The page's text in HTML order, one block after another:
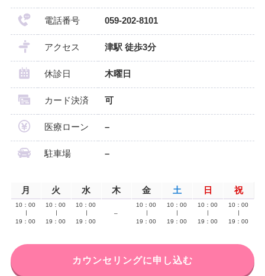
電話番号 059-202-8101
アクセス 津駅 徒歩3分
休診日 木曜日
カード決済 可
医療ローン –
駐車場 –
月 火 水 木 金 土 日 祝
10：00
19：00
10：00
19：00
10：00
19：00
–
10：00
19：00
10：00
19：00
10：00
19：00
10：00
19：00
カウンセリングに申し込む